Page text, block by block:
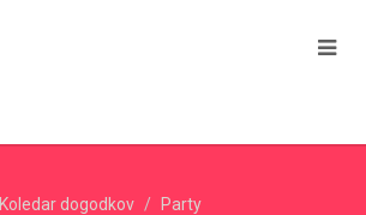
Koledar dogodkov
Party